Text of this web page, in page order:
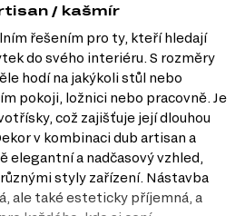
/ kašmír
řešením pro ty, kteří hledají
do svého interiéru. S rozměry
hodí na jakýkoli stůl nebo
pokoji, ložnici nebo pracovně. Je
což zajišťuje její dlouhou
v kombinaci dub artisan a
elegantní a nadčasový vzhled,
styly zařízení. Nástavba
ale také esteticky příjemná, a